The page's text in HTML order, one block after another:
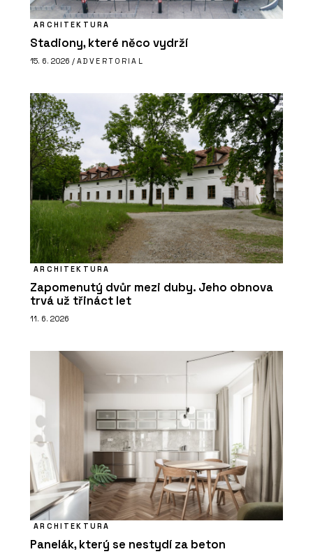
ARCHITEKTURA
Stadiony, které něco vydrží
15. 6. 2026 / ADVERTORIAL
ARCHITEKTURA
Zapomenutý dvůr mezi duby. Jeho obnova
trvá už třináct let
11. 6. 2026
ARCHITEKTURA
Panelák, který se nestydí za beton